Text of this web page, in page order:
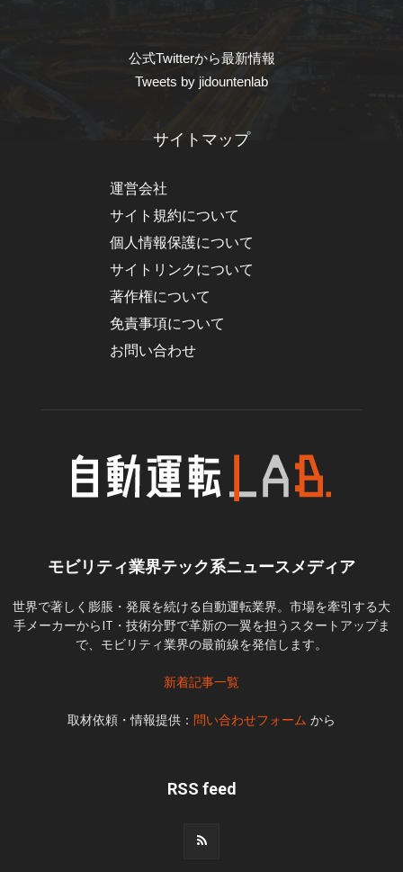
公式Twitterから最新情報
Tweets by jidountenlab
サイトマップ
運営会社
サイト規約について
個人情報保護について
サイトリンクについて
著作権について
免責事項について
お問い合わせ
モビリティ業界テック系ニュースメディア
世界で著しく膨脹・発展を続ける自動運転業界。市場を牽引する大
手メーカーからIT・技術分野で革新の一翼を担うスタートアップま
で、モビリティ業界の最前線を発信します。
新着記事一覧
取材依頼・情報提供： 問い合わせフォーム から
RSS feed